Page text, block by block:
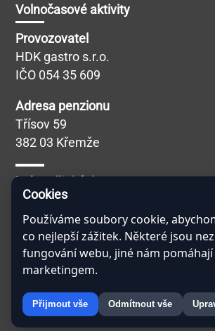
Volnočasové aktivity
Provozovatel
HDK gastro s.r.o.
IČO 054 35 609
Adresa penzionu
Třísov 59
382 03 Křemže
Máte nějaký dotaz?
Veškeré dotazy Vám ráda zodpoví
asistentka Hamernice, kterou
dolním rohu po kliknutí na tlačítko
jí zeptat na cokoliv! Ví toho
Cookies
Používáme soubory cookie,
co nejlepší zážitek. Některé jsou
fungování webu, jiné nám pomáhají
marketingem.
Přijmout vše Odmítnout vše